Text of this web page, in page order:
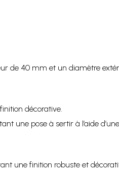
de 40 mm et un diamètre
décorative.
une pose à sertir à l’aide
une finition robuste et